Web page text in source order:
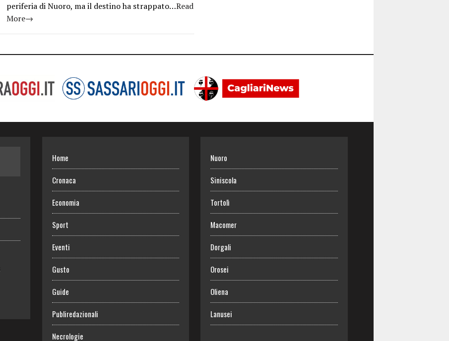
periferia di Nuoro, ma il destino ha strappato…Read
More→
Home
Cronaca
Economia
Sport
Eventi
Gusto
Guide
Publiredazionali
Necrologie
Nuoro
Siniscola
Tortolì
Macomer
Dorgali
Orosei
Oliena
Lanusei